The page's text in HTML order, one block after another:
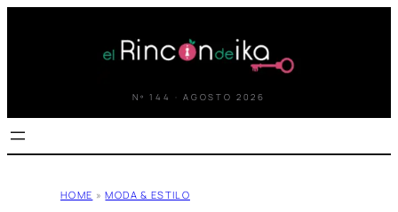
Nº 144 · AGOSTO 2026
HOME » MODA & ESTILO